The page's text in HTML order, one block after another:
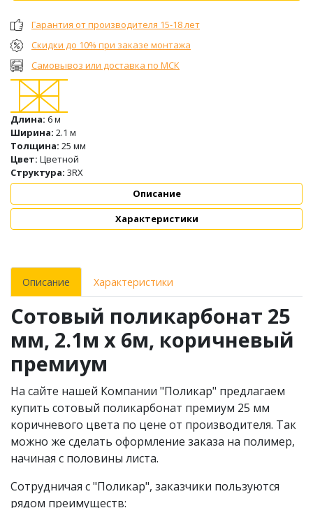
Гарантия от производителя 15-18 лет
Скидки до 10% при заказе монтажа
Самовывоз или доставка по МСК
Длина: 6 м
Ширина: 2.1 м
Толщина: 25 мм
Цвет: Цветной
Структура: 3RX
Описание
Характеристики
Описание Характеристики
Сотовый поликарбонат 25
мм, 2.1м х 6м, коричневый
премиум
На сайте нашей Компании "Поликар" предлагаем
купить сотовый поликарбонат премиум 25 мм
коричневого цвета по цене от производителя. Так
можно же сделать оформление заказа на полимер,
начиная с половины листа.
Сотрудничая с "Поликар", заказчики пользуются
рядом преимуществ: